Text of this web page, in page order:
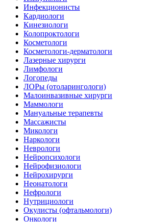
Инфекционисты
Кардиологи
Кинезиологи
Колопроктологи
Косметологи
Косметологи-дерматологи
Лазерные хирурги
Лимфологи
Логопеды
ЛОРы (отоларингологи)
Малоинвазивные хирурги
Маммологи
Мануальные терапевты
Массажисты
Микологи
Наркологи
Неврологи
Нейропсихологи
Нейрофизиологи
Нейрохирурги
Неонатологи
Нефрологи
Нутрициологи
Окулисты (офтальмологи)
Онкологи